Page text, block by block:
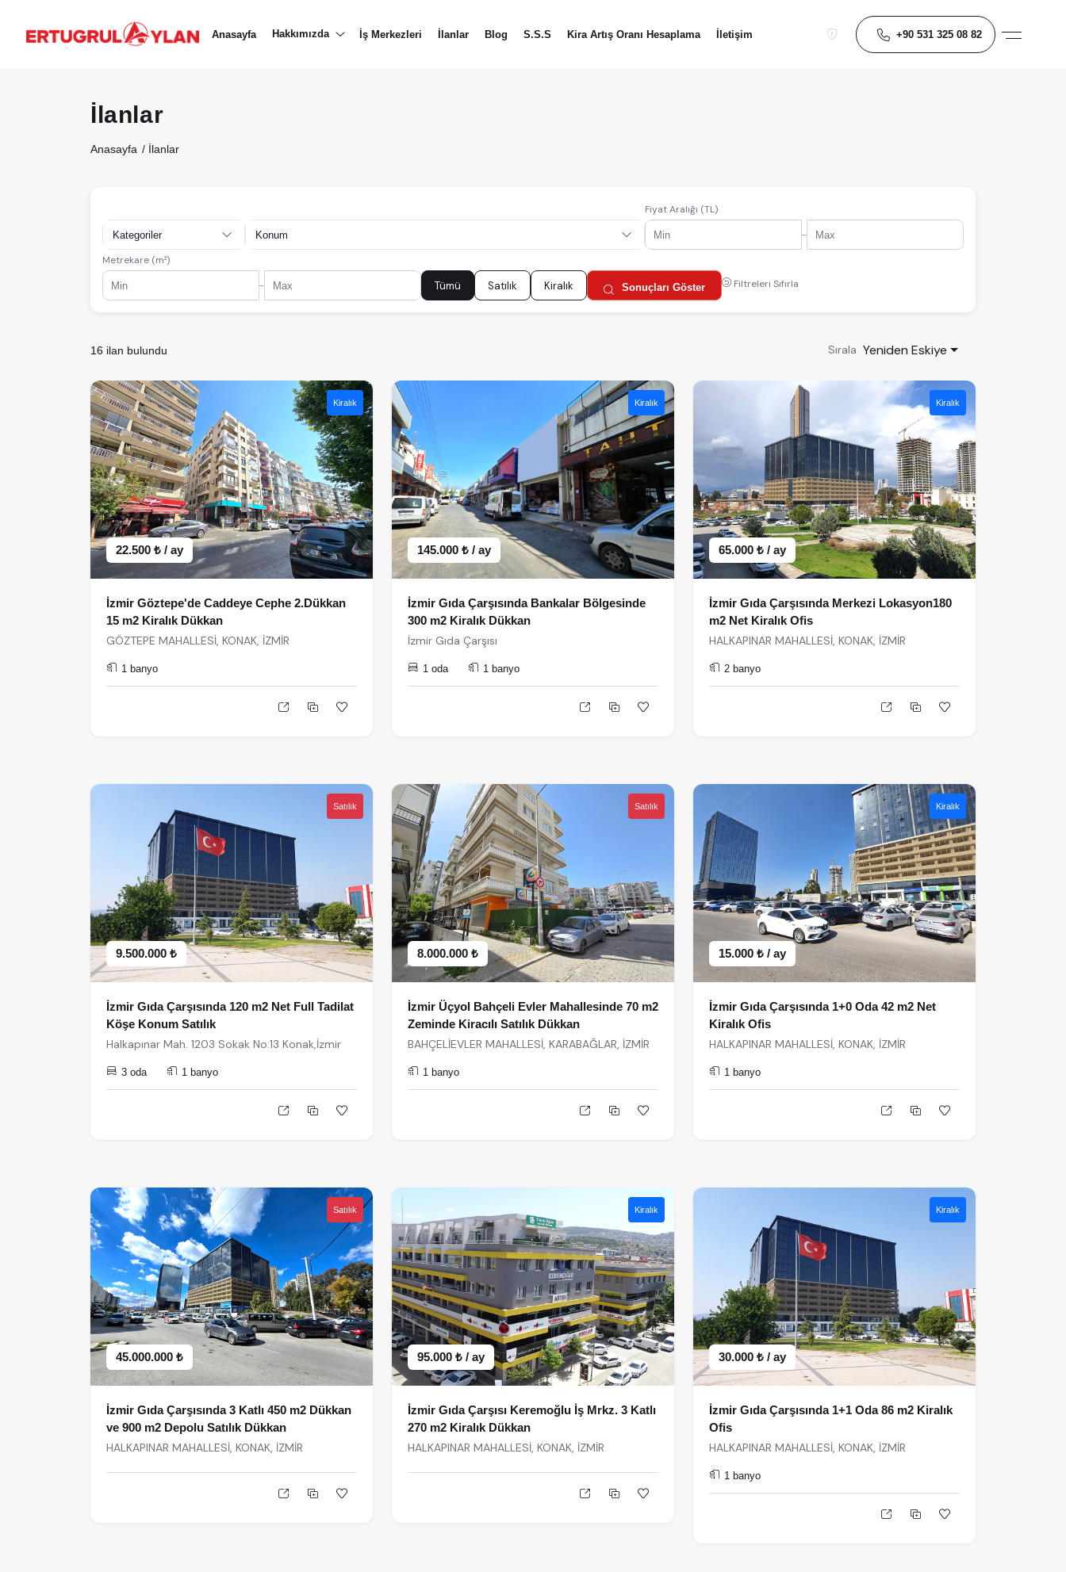
Anasayfa Hakkımızda İş Merkezleri İlanlar Blog S.S.S Kira Artış Oranı Hesaplama İletişim +90 531 325 08 82
İlanlar
Anasayfa İlanlar
Kategoriler Konum
Fiyat Aralığı (TL)
-
Metrekare (m²)
- Tümü Satılık Kiralık Sonuçları Göster Filtreleri Sıfırla
16 ilan bulundu Sırala Yeniden Eskiye
Kiralık
22.500 ₺ / ay
İzmir Göztepe'de Caddeye Cephe 2.Dükkan
15 m2 Kiralık Dükkan
GÖZTEPE MAHALLESİ, KONAK, İZMİR
1 banyo
Kiralık
145.000 ₺ / ay
İzmir Gıda Çarşısında Bankalar Bölgesinde
300 m2 Kiralık Dükkan
İzmir Gıda Çarşısı
1 oda 1 banyo
Kiralık
65.000 ₺ / ay
İzmir Gıda Çarşısında Merkezi Lokasyon180
m2 Net Kiralık Ofis
HALKAPINAR MAHALLESİ, KONAK, İZMİR
2 banyo
Satılık
9.500.000 ₺
İzmir Gıda Çarşısında 120 m2 Net Full Tadilat
Köşe Konum Satılık
Halkapınar Mah. 1203 Sokak No:13 Konak,İzmir
3 oda 1 banyo
Satılık
8.000.000 ₺
İzmir Üçyol Bahçeli Evler Mahallesinde 70 m2
Zeminde Kiracılı Satılık Dükkan
BAHÇELİEVLER MAHALLESİ, KARABAĞLAR, İZMİR
1 banyo
Kiralık
15.000 ₺ / ay
İzmir Gıda Çarşısında 1+0 Oda 42 m2 Net
Kiralık Ofis
HALKAPINAR MAHALLESİ, KONAK, İZMİR
1 banyo
Satılık
45.000.000 ₺
İzmir Gıda Çarşısında 3 Katlı 450 m2 Dükkan
ve 900 m2 Depolu Satılık Dükkan
HALKAPINAR MAHALLESİ, KONAK, İZMİR
Kiralık
95.000 ₺ / ay
İzmir Gıda Çarşısı Keremoğlu İş Mrkz. 3 Katlı
270 m2 Kiralık Dükkan
HALKAPINAR MAHALLESİ, KONAK, İZMİR
Kiralık
30.000 ₺ / ay
İzmir Gıda Çarşısında 1+1 Oda 86 m2 Kiralık
Ofis
HALKAPINAR MAHALLESİ, KONAK, İZMİR
1 banyo
Hakkımızda